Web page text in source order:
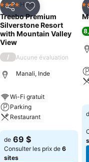
PartagerAjouter à mes
4 ÉtoilesHotel
Treebo Premium
Silverstone Resort
with Mountain Valley
View
/ Aucune évaluation
Manali, Inde
Wi-Fi gratuit
Parking
Restaurant
Consulter les prix
de 69 $
Consulter les prix de 6
sites
2